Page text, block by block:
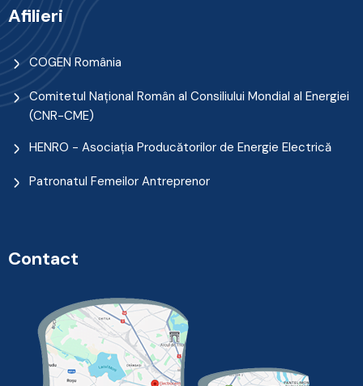
Afilieri
COGEN România
Comitetul Naţional Român al Consiliului Mondial al Energiei
(CNR-CME)
HENRO - Asociația Producătorilor de Energie Electrică
Patronatul Femeilor Antreprenor
Contact